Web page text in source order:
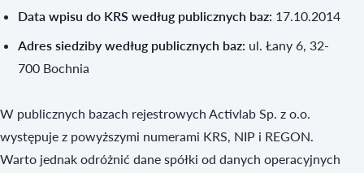
Data wpisu do KRS według publicznych baz: 17.10.2014
Adres siedziby według publicznych baz: ul. Łany 6, 32-
700 Bochnia
W publicznych bazach rejestrowych Activlab Sp. z o.o.
występuje z powyższymi numerami KRS, NIP i REGON.
Warto jednak odróżnić dane spółki od danych operacyjnych